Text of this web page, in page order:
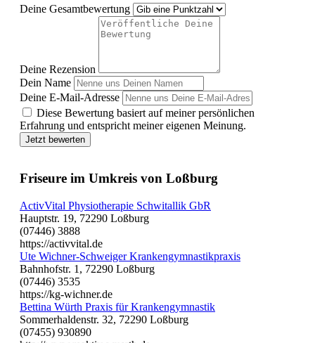
Deine Gesamtbewertung
Deine Rezension
Dein Name
Deine E-Mail-Adresse
Diese Bewertung basiert auf meiner persönlichen
Erfahrung und entspricht meiner eigenen Meinung.
Jetzt bewerten
Friseure im Umkreis von Loßburg
ActivVital Physiotherapie Schwitallik GbR
Hauptstr. 19, 72290 Loßburg
(07446) 3888
https://activvital.de
Ute Wichner-Schweiger Krankengymnastikpraxis
Bahnhofstr. 1, 72290 Loßburg
(07446) 3535
https://kg-wichner.de
Bettina Würth Praxis für Krankengymnastik
Sommerhaldenstr. 32, 72290 Loßburg
(07455) 930890